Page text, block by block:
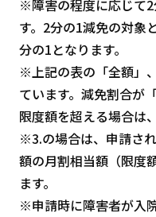
※障害の程度に応じて
す。2分の1減免の対象
分の1となります。
※上記の表の「全額」
ています。減免割合が
限度額を超える場合は
※3.の場合は、申請さ
額の月割相当額（限度
ます。
※申請時に障害者が入